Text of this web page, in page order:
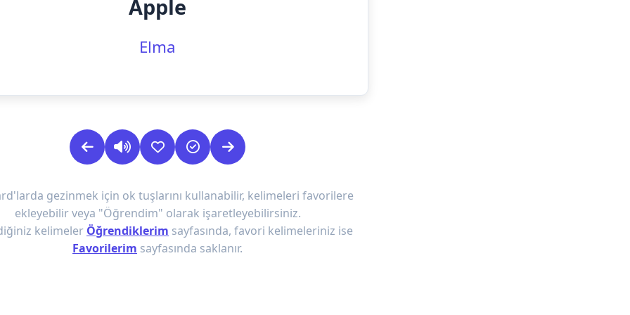
Apple
Elma
gezinmek için ok tuşlarını kullanabilir, kelimeleri favorilere
ekleyebilir veya "Öğrendim" olarak işaretleyebilirsiniz.
kelimeler Öğrendiklerim sayfasında, favori kelimeleriniz ise
Favorilerim sayfasında saklanır.